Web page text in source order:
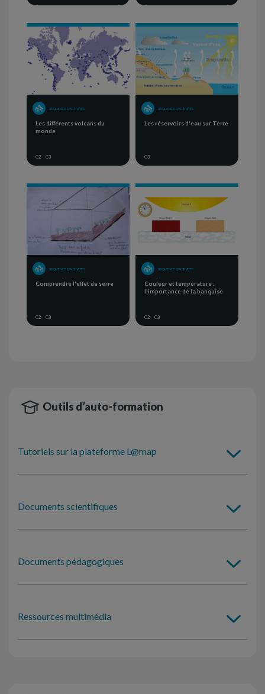
SÉQUENCE D'ACTIVITÉS
Les différents volcans du
monde
C2 C3
SÉQUENCE D'ACTIVITÉS
Les réservoirs d'eau sur Terre
C3
SÉQUENCE D'ACTIVITÉS
Comprendre l'effet de serre
C2 C3
SÉQUENCE D'ACTIVITÉS
Couleur et température :
l'importance de la banquise
C2 C3
Outils d’auto-formation
Tutoriels sur la plateforme L@map
Documents scientifiques
Documents pédagogiques
Ressources multimédia